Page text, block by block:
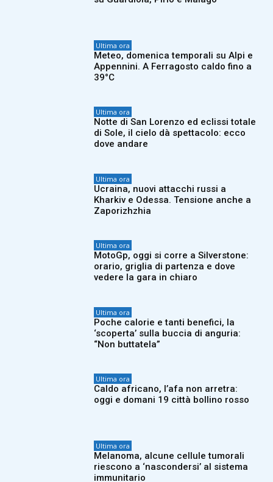
Ultima ora
Meteo, domenica temporali su Alpi e
Appennini. A Ferragosto caldo fino a
39°C
Ultima ora
Notte di San Lorenzo ed eclissi totale
di Sole, il cielo dà spettacolo: ecco
dove andare
Ultima ora
Ucraina, nuovi attacchi russi a
Kharkiv e Odessa. Tensione anche a
Zaporizhzhia
Ultima ora
MotoGp, oggi si corre a Silverstone:
orario, griglia di partenza e dove
vedere la gara in chiaro
Ultima ora
Poche calorie e tanti benefici, la
‘scoperta’ sulla buccia di anguria:
“Non buttatela”
Ultima ora
Caldo africano, l’afa non arretra:
oggi e domani 19 città bollino rosso
Ultima ora
Melanoma, alcune cellule tumorali
riescono a ‘nascondersi’ al sistema
immunitario